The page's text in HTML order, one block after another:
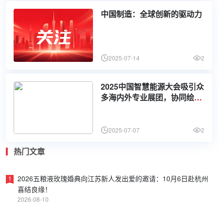
中国制造：全球创新的驱动力
2025-07-14 2
2025中国智慧能源大会吸引众
多海内外专业展团，协同绘就
2025-07-07 2
热门文章
2026五粮液玫瑰婚典向江苏新人发出爱的邀请：10月6日赴杭州
喜结良缘！
2026-08-10
1